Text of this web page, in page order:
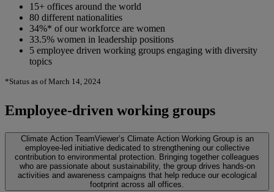
15+ offices around the world
80 different nationalities
34%* of our workforce are women
33.5% women in leadership positions
5 employee driven working groups engaging with diversity
topics
*Status as of March 14, 2024
Employee-driven working groups
Climate Action TeamViewer’s Climate Action Working Group is an
employee-led initiative dedicated to strengthening our collective
contribution to environmental protection. Bringing together colleagues
who are passionate about sustainability, the group drives hands-on
activities and awareness campaigns that help reduce our ecological
footprint across all offices.